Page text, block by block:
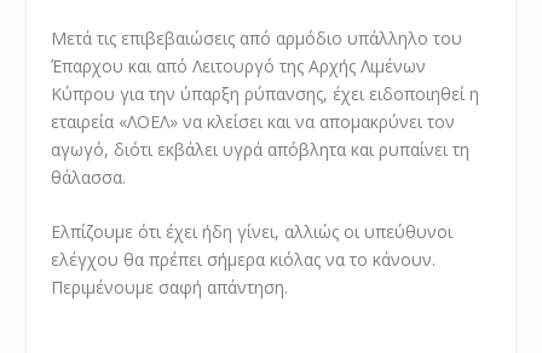
Μετά τις επιβεβαιώσεις από αρμόδιο υπάλληλο του
Έπαρχου και από Λειτουργό της Αρχής Λιμένων
Κύπρου για την ύπαρξη ρύπανσης, έχει ειδοποιηθεί η
εταιρεία «ΛΟΕΛ» να κλείσει και να απομακρύνει τον
αγωγό, διότι εκβάλει υγρά απόβλητα και ρυπαίνει τη
θάλασσα.
Ελπίζουμε ότι έχει ήδη γίνει, αλλιώς οι υπεύθυνοι
ελέγχου θα πρέπει σήμερα κιόλας να το κάνουν.
Περιμένουμε σαφή απάντηση.